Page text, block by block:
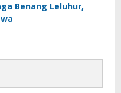
Benang Leluhur,